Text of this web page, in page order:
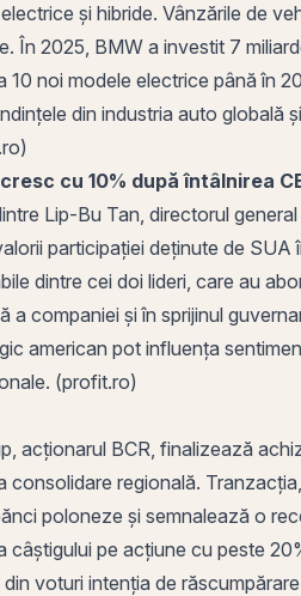
și hibride. Vânzările de
În 2025, BMW a investit 7
10 noi modele electrice până în
din industria auto globală
cu 10% după întâlnirea
Lip-Bu Tan, directorul
participației deținute de
dintre cei doi lideri, care au
a companiei și în sprijinul
american pot influența
(profit.ro)
acționarul BCR, finalizează
consolidare regională.
poloneze și semnalează o
câștigului pe acțiune cu peste
voturi intenția de